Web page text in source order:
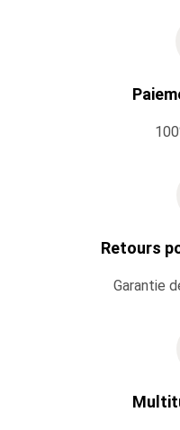
Retours
Garantie